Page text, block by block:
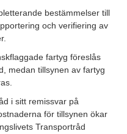
bestämmelser till
och verifiering av
fartyg föreslås
medan tillsynen av fartyg
i sitt remissvar på
för tillsynen ökar
Transportråd